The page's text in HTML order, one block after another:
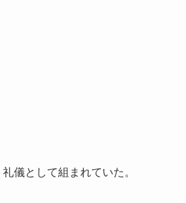
儀として組まれていた。